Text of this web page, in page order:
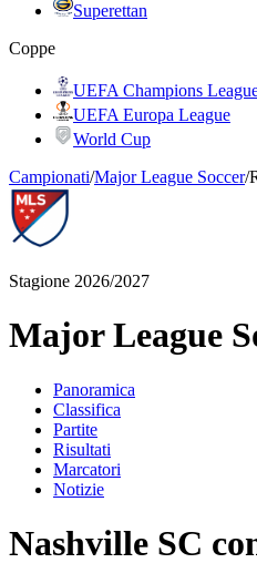
Superettan
Coppe
UEFA Champions
UEFA Europa League
World Cup
Campionati/Major League Soccer/
Stagione 2026/2027
Major League
Panoramica
Classifica
Partite
Risultati
Marcatori
Notizie
Nashville SC